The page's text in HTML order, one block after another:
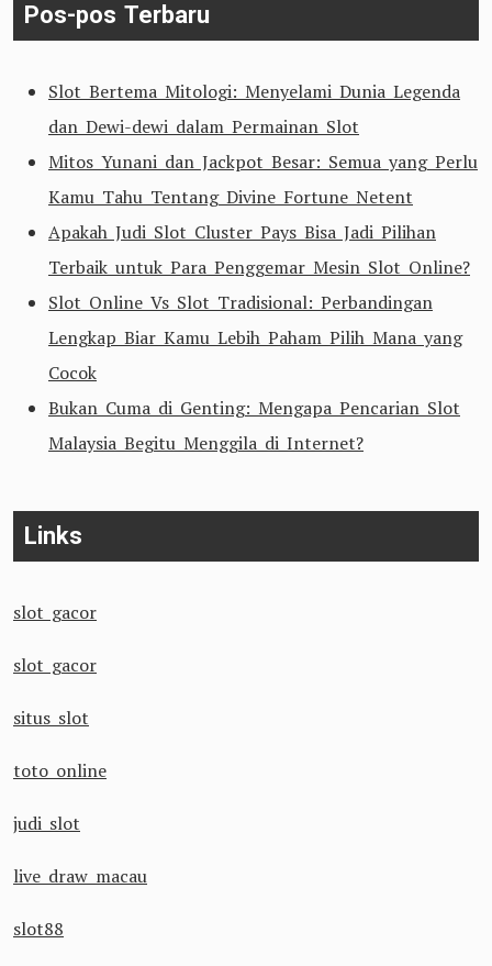
Pos-pos Terbaru
Slot Bertema Mitologi: Menyelami Dunia Legenda
dan Dewi-dewi dalam Permainan Slot
Mitos Yunani dan Jackpot Besar: Semua yang Perlu
Kamu Tahu Tentang Divine Fortune Netent
Apakah Judi Slot Cluster Pays Bisa Jadi Pilihan
Terbaik untuk Para Penggemar Mesin Slot Online?
Slot Online Vs Slot Tradisional: Perbandingan
Lengkap Biar Kamu Lebih Paham Pilih Mana yang
Cocok
Bukan Cuma di Genting: Mengapa Pencarian Slot
Malaysia Begitu Menggila di Internet?
Links
slot gacor
slot gacor
situs slot
toto online
judi slot
live draw macau
slot88